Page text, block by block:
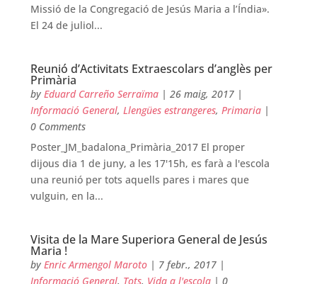
Missió de la Congregació de Jesús Maria a l’Índia».
El 24 de juliol...
Reunió d’Activitats Extraescolars d’anglès per
Primària
by Eduard Carreño Serraïma | 26 maig, 2017 |
Informació General, Llengües estrangeres, Primaria |
0 Comments
Poster_JM_badalona_Primària_2017 El proper
dijous dia 1 de juny, a les 17'15h, es farà a l'escola
una reunió per tots aquells pares i mares que
vulguin, en la...
Visita de la Mare Superiora General de Jesús
Maria !
by Enric Armengol Maroto | 7 febr., 2017 |
Informació General, Tots, Vida a l'escola | 0